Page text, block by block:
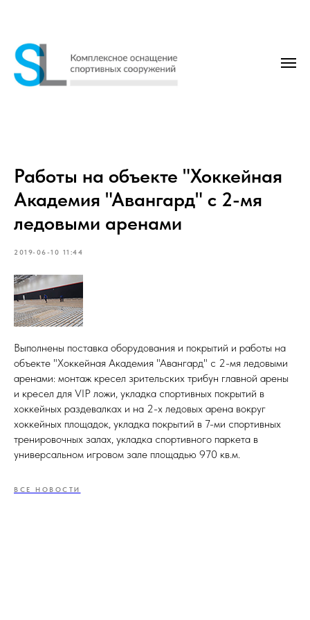
Работы на объекте "Хоккейная
Академия "Авангард" с 2-мя
ледовыми аренами
2019-06-10 11:44
Выполнены поставка оборудования и покрытий и работы на
объекте "Хоккейная Академия "Авангард" с 2-мя ледовыми
аренами: монтаж кресел зрительских трибун главной арены
и кресел для VIP ложи, укладка спортивных покрытий в
хоккейных раздевалках и на 2-х ледовых арена вокруг
хоккейных площадок, укладка покрытий в 7-ми спортивных
тренировочных залах, укладка спортивного паркета в
универсальном игровом зале площадью 970 кв.м.
ВСЕ НОВОСТИ